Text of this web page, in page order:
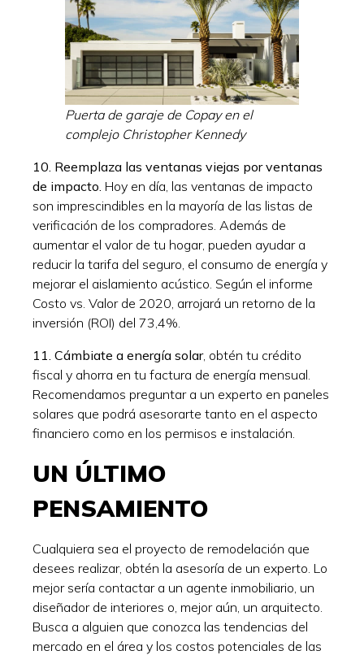
Puerta de garaje de Copay en el
complejo Christopher Kennedy
10. Reemplaza las ventanas viejas por ventanas
de impacto. Hoy en día, las ventanas de impacto
son imprescindibles en la mayoría de las listas de
verificación de los compradores. Además de
aumentar el valor de tu hogar, pueden ayudar a
reducir la tarifa del seguro, el consumo de energía y
mejorar el aislamiento acústico. Según el informe
Costo vs. Valor de 2020, arrojará un retorno de la
inversión (ROI) del 73,4%.
11. Cámbiate a energía solar, obtén tu crédito
fiscal y ahorra en tu factura de energía mensual.
Recomendamos preguntar a un experto en paneles
solares que podrá asesorarte tanto en el aspecto
financiero como en los permisos e instalación.
UN ÚLTIMO
PENSAMIENTO
Cualquiera sea el proyecto de remodelación que
desees realizar, obtén la asesoría de un experto. Lo
mejor sería contactar a un agente inmobiliario, un
diseñador de interiores o, mejor aún, un arquitecto.
Busca a alguien que conozca las tendencias del
mercado en el área y los costos potenciales de las